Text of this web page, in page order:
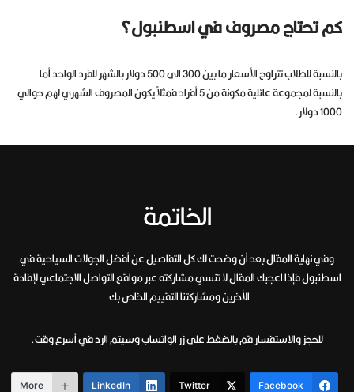
كم تحتاج مصروف في اسطنبول؟
بالنسبة للطلاب تتراوح الأسعار ما بين 300 الى 500 دولار بالشهر للفرد الواحد أما
بالنسبة لمجموعة عائلية مكونة من 5 أفراد فمثلاً يكون المصروف الشهري لهم حوالي
1000 دولار.
الخاتمة
وفي نهاية المقال بعد أن وضحت لك كل التفاصيل عن أفضل الجولات السياحية في
اسطنبول فإذا اعجبك المقال لا تنسي مشاركته عبر مواقع التواصل الاجتماعي لإفادة
الأخرين ومشاركتنا التقييم الخاص بك.
للحجز والاستفسار قم بالضغط على زر الواتساب وسيتم الرد في أسرع وقت.
Facebook
Twitter
LinkedIn
More